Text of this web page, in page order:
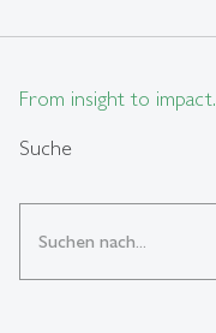
From insight to impact.
Suche